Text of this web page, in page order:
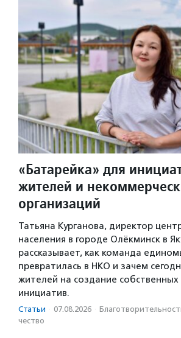
«Батарейка» для
жителей и
организаций
Татьяна Курганова, директор
населения в городе Олёкминск в
рассказывает, как команда
превратилась в НКО и зачем
жителей на создание собственных
инициатив.
Статьи · 07.08.2026 ·
чест­во